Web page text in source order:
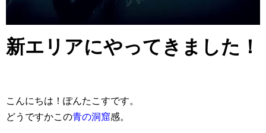
新エリアにやってきました！
こんにちは！ぽんたこすです。
どうですかこの青の洞窟感。